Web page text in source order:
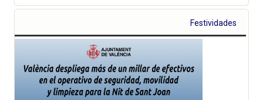
Festividades